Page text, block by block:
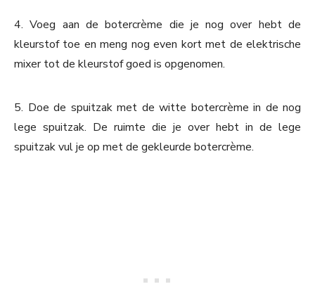
4. Voeg aan de botercrème die je nog over hebt de
kleurstof toe en meng nog even kort met de elektrische
mixer tot de kleurstof goed is opgenomen.
5. Doe de spuitzak met de witte botercrème in de nog
lege spuitzak. De ruimte die je over hebt in de lege
spuitzak vul je op met de gekleurde botercrème.